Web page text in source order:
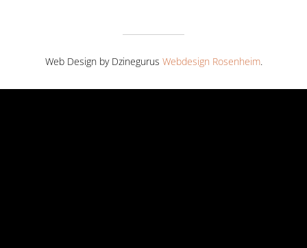
Web Design by Dzinegurus Webdesign Rosenheim.